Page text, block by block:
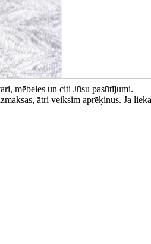
mēbeles un citi Jūsu pasūtījumi.
ātri veiksim aprēķinus. Ja